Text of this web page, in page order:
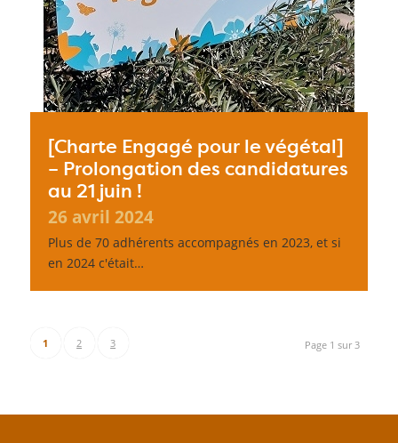
[Charte Engagé pour le végétal]
– Prolongation des candidatures
au 21 juin !
26 avril 2024
Plus de 70 adhérents accompagnés en 2023, et si
en 2024 c'était…
Page 1 sur 3
1 2 3